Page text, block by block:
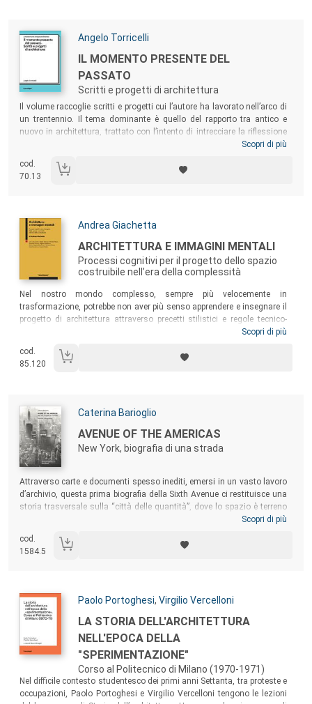
Autori:
Angelo Torricelli
Titolo:
IL MOMENTO PRESENTE DEL
PASSATO
Scritti e progetti di architettura
Sommario:
Il volume raccoglie scritti e progetti cui l’autore ha lavorato nell’arco di
un trentennio. Il tema dominante è quello del rapporto tra antico e
nuovo in architettura, trattato con l’intento di intrecciare la riflessione
teorica con l’esperienza progettuale e di prendere posizione nei
discipline coinvolte in ambito accademico e nel concreto degli
interventi – sul restauro, sulla valorizzazione delle aree archeologiche
Scopri di più
cod.
70.13
Autori:
Andrea Giachetta
Titolo:
ARCHITETTURA E IMMAGINI MENTALI
Processi cognitivi per il progetto dello spazio
costruibile nell’era della complessità
Sommario:
Nel nostro mondo complesso, sempre più velocemente in
trasformazione, potrebbe non aver più senso apprendere e insegnare il
progetto di architettura attraverso precetti stilistici e regole tecnico-
costruttive date per certe e immutabili. Per permettere un riassetto
fornendo – insieme alle conoscenze di base – strumenti metodologici
flessibili e di autoconoscenza per l’autoformazione permanente.
rivolte ai progettisti, soprattutto a quelli delle nuove generazioni.
Scopri di più
cod.
85.120
Autori:
Caterina Barioglio
Titolo:
AVENUE OF THE AMERICAS
New York, biografia di una strada
Sommario:
Attraverso carte e documenti spesso inediti, emersi in un vasto lavoro
d’archivio, questa prima biografia della Sixth Avenue ci restituisce una
storia trasversale sulla “città delle quantità”, dove lo spazio è terreno
di scambio e di conflitto. La Sixth Avenue costituisce in questo senso
intercetta diverse stagioni della pianificazione di New York, offrendo
una lente attraverso cui rileggere alcuni dei momenti più significativi
Scopri di più
cod.
1584.5
Autori:
Paolo Portoghesi, Virgilio Vercelloni
Titolo:
LA STORIA DELL'ARCHITETTURA
NELL'EPOCA DELLA
"SPERIMENTAZIONE"
Corso al Politecnico di Milano (1970-1971)
Sommario:
Nel difficile contesto studentesco dei primi anni Settanta, tra proteste e
occupazioni, Paolo Portoghesi e Virgilio Vercelloni tengono le lezioni